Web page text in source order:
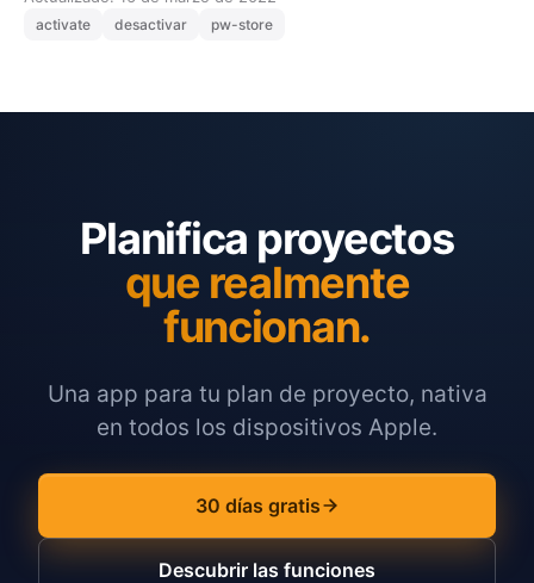
activate desactivar pw-store
Planifica proyectos
que realmente
funcionan.
Una app para tu plan de proyecto, nativa
en todos los dispositivos Apple.
30 días gratis
Descubrir las funciones